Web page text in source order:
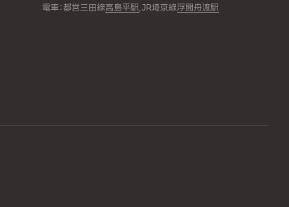
電車：都営三田線高島平駅,JR埼京線浮間舟渡駅